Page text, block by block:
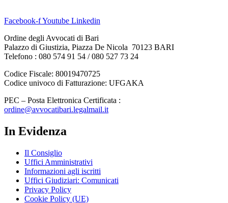
Facebook-fYoutube Linkedin
Ordine degli Avvocati di Bari
Palazzo di Giustizia, Piazza De Nicola 70123 BARI
Telefono : 080 574 91 54 / 080 527 73 24
Codice Fiscale: 80019470725
Codice univoco di Fatturazione: UFGAKA
PEC – Posta Elettronica Certificata :
ordine@avvocatibari.legalmail.it
In Evidenza
Il Consiglio
Uffici Amministrativi
Informazioni agli iscritti
Uffici Giudiziari: Comunicati
Privacy Policy
Cookie Policy (UE)